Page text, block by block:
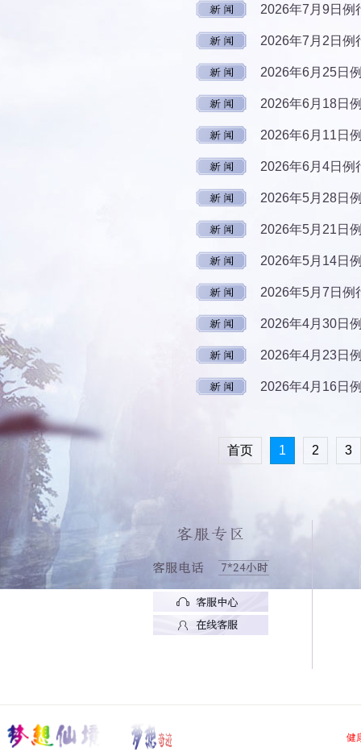
2026年7月9日例
2026年7月2日例
2026年6月25日
2026年6月18日
2026年6月11日
2026年6月4日例
2026年5月28日
2026年5月21日
2026年5月14日
2026年5月7日例
2026年4月30日
2026年4月23日
2026年4月16日
首页 1 2 3
健